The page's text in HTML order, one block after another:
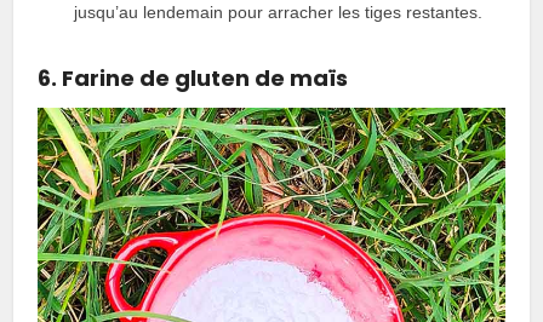
jusqu’au lendemain pour arracher les tiges restantes.
6. Farine de gluten de maïs